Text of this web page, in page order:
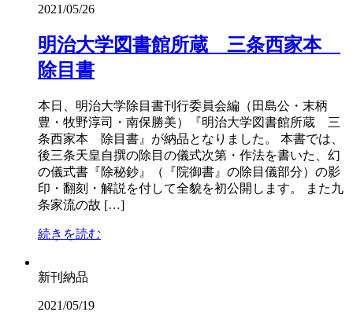
2021/05/26
明治大学図書館所蔵 三条西家本
除目書
本日、明治大学除目書刊行委員会編（田島公・末柄
豊・牧野淳司・南保勝美）『明治大学図書館所蔵 三
条西家本 除目書』が納品となりました。 本書では、
後三条天皇自撰の除目の儀式次第・作法を書いた、幻
の儀式書『除秘鈔』（『院御書』の除目儀部分）の影
印・翻刻・解説を付して全貌を初公開します。 また九
条家流の故 […]
続きを読む
新刊納品
2021/05/19